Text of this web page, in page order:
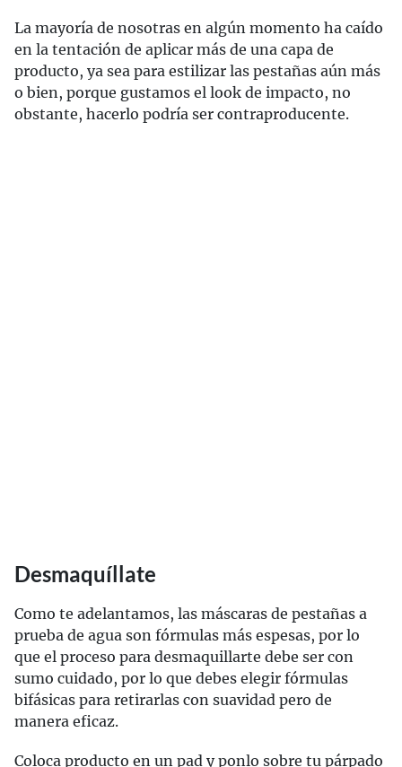
La mayoría de nosotras en algún momento ha caído
en la tentación de aplicar más de una capa de
producto, ya sea para estilizar las pestañas aún más
o bien, porque gustamos el look de impacto, no
obstante, hacerlo podría ser contraproducente.
Desmaquíllate
Como te adelantamos, las máscaras de pestañas a
prueba de agua son fórmulas más espesas, por lo
que el proceso para desmaquillarte debe ser con
sumo cuidado, por lo que debes elegir fórmulas
bifásicas para retirarlas con suavidad pero de
manera eficaz.
Coloca producto en un pad y ponlo sobre tu párpado